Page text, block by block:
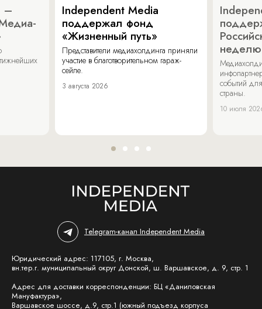
–
Independent Media
поддержал фонд
«Жизненный путь»
Представители медиахолдинга приняли
участие в благотворительном гараж-
сейле.
3 августа 2026
неделю
событий
страны.
10 июля
Telegram-канал Independent Media
Юридический адрес: 117105, г. Москва,
вн.тер.г. муниципальный округ Донской, ш. Варшавское, д. 9, стр. 1
Адрес для доставки корреспонденции: БЦ «Даниловская
Мануфактура»,
Варшавское шоссе, д.9, стр.1 (южный подъезд корпуса